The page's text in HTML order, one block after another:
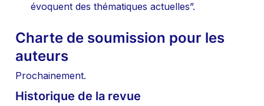
évoquent des thématiques actuelles”.
Charte de soumission pour les
auteurs
Prochainement.
Historique de la revue